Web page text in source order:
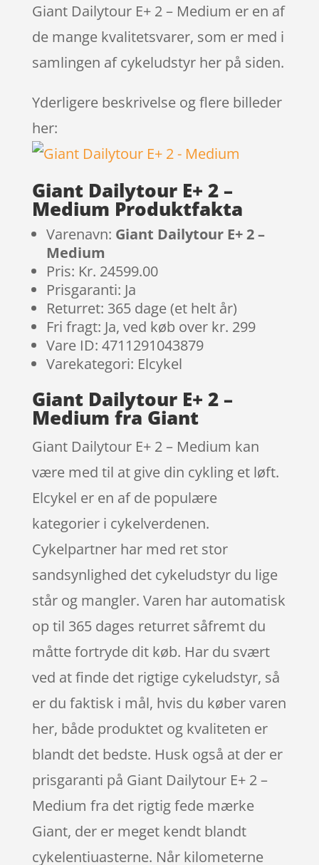
Giant Dailytour E+ 2 – Medium er en af
de mange kvalitetsvarer, som er med i
samlingen af cykeludstyr her på siden.
Yderligere beskrivelse og flere billeder
her:
Giant Dailytour E+ 2 –
Medium Produktfakta
Varenavn: Giant Dailytour E+ 2 –
Medium
Pris: Kr. 24599.00
Prisgaranti: Ja
Returret: 365 dage (et helt år)
Fri fragt: Ja, ved køb over kr. 299
Vare ID: 4711291043879
Varekategori: Elcykel
Giant Dailytour E+ 2 –
Medium fra Giant
Giant Dailytour E+ 2 – Medium kan
være med til at give din cykling et løft.
Elcykel er en af de populære
kategorier i cykelverdenen.
Cykelpartner har med ret stor
sandsynlighed det cykeludstyr du lige
står og mangler. Varen har automatisk
op til 365 dages returret såfremt du
måtte fortryde dit køb. Har du svært
ved at finde det rigtige cykeludstyr, så
er du faktisk i mål, hvis du køber varen
her, både produktet og kvaliteten er
blandt det bedste. Husk også at der er
prisgaranti på Giant Dailytour E+ 2 –
Medium fra det rigtig fede mærke
Giant, der er meget kendt blandt
cykelentiuasterne. Når kilometerne